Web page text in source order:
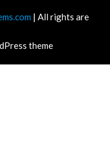
| All rights are
theme